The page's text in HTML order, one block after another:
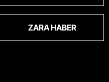
ZARA HABER